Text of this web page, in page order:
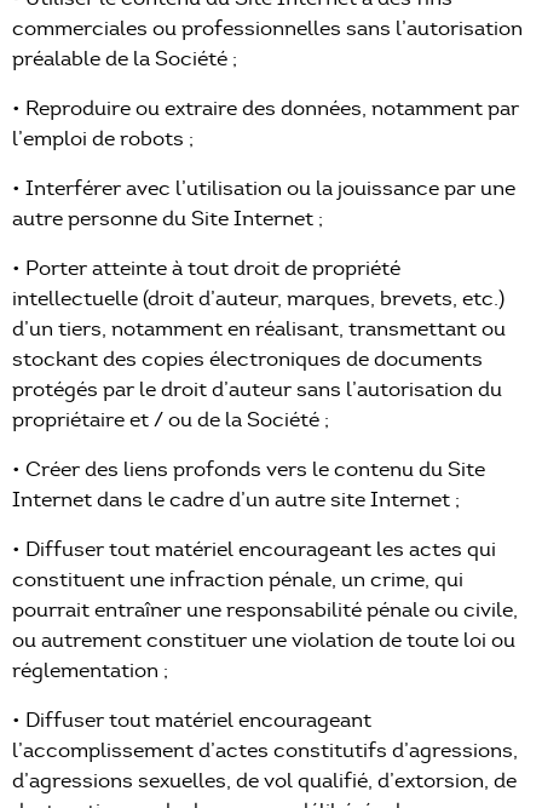
commerciales ou professionnelles sans l’autorisation
préalable de la Société ;
• Reproduire ou extraire des données, notamment par
l’emploi de robots ;
• Interférer avec l’utilisation ou la jouissance par une
autre personne du Site Internet ;
• Porter atteinte à tout droit de propriété
intellectuelle (droit d’auteur, marques, brevets, etc.)
d’un tiers, notamment en réalisant, transmettant ou
stockant des copies électroniques de documents
protégés par le droit d’auteur sans l’autorisation du
propriétaire et / ou de la Société ;
• Créer des liens profonds vers le contenu du Site
Internet dans le cadre d’un autre site Internet ;
• Diffuser tout matériel encourageant les actes qui
constituent une infraction pénale, un crime, qui
pourrait entraîner une responsabilité pénale ou civile,
ou autrement constituer une violation de toute loi ou
réglementation ;
• Diffuser tout matériel encourageant
l’accomplissement d’actes constitutifs d’agressions,
d’agressions sexuelles, de vol qualifié, d’extorsion, de